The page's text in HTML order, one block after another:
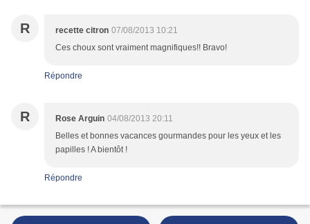
R recette citron 07/08/2013 10:21
Ces choux sont vraiment magnifiques!! Bravo!
Répondre
R Rose Arguin 04/08/2013 20:11
Belles et bonnes vacances gourmandes pour les yeux et les
papilles ! A bientôt !
Répondre